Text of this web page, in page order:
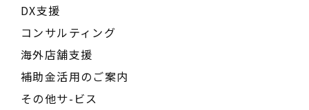
DX支援
コンサルティング
海外店舗支援
補助金活用のご案内
その他サ-ビス